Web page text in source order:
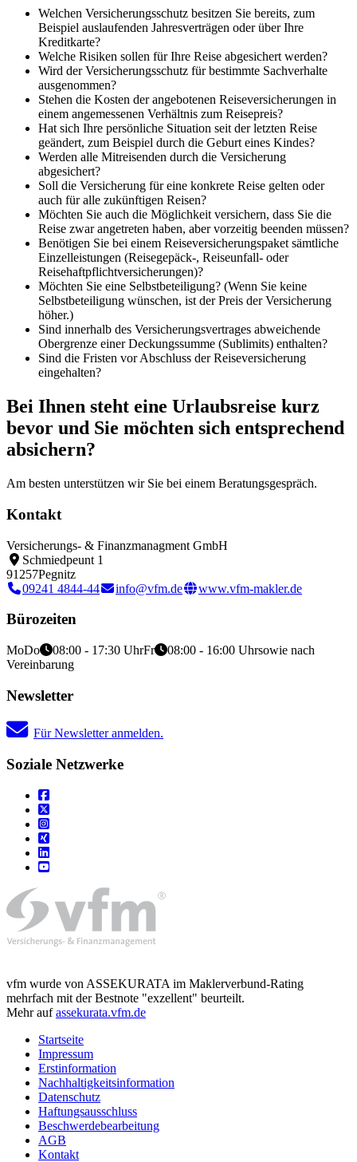
Welchen Versicherungsschutz besitzen Sie bereits, zum
Beispiel auslaufenden Jahresverträgen oder über Ihre
Kreditkarte?
Welche Risiken sollen für Ihre Reise abgesichert werden?
Wird der Versicherungsschutz für bestimmte Sachverhalte
ausgenommen?
Stehen die Kosten der angebotenen Reiseversicherungen in
einem angemessenen Verhältnis zum Reisepreis?
Hat sich Ihre persönliche Situation seit der letzten Reise
geändert, zum Beispiel durch die Geburt eines Kindes?
Werden alle Mitreisenden durch die Versicherung
abgesichert?
Soll die Versicherung für eine konkrete Reise gelten oder
auch für alle zukünftigen Reisen?
Möchten Sie auch die Möglichkeit versichern, dass Sie die
Reise zwar angetreten haben, aber vorzeitig beenden müssen?
Benötigen Sie bei einem Reiseversicherungspaket sämtliche
Einzelleistungen (Reisegepäck-, Reiseunfall- oder
Reisehaftpflichtversicherungen)?
Möchten Sie eine Selbstbeteiligung? (Wenn Sie keine
Selbstbeteiligung wünschen, ist der Preis der Versicherung
höher.)
Sind innerhalb des Versicherungsvertrages abweichende
Obergrenze einer Deckungssumme (Sublimits) enthalten?
Sind die Fristen vor Abschluss der Reiseversicherung
eingehalten?
Bei Ihnen steht eine Urlaubsreise kurz
bevor und Sie möchten sich entsprechend
absichern?
Am besten unterstützen wir Sie bei einem Beratungsgespräch.
Kontakt
Versicherungs- & Finanzmanagment GmbH
Schmiedpeunt 1
91257Pegnitz
09241 4844-44
info@vfm.de www.vfm-makler.de
Bürozeiten
MoDo 08:00 - 17:30 UhrFr 08:00 - 16:00 Uhrsowie nach
Vereinbarung
Newsletter
Für Newsletter anmelden.
Soziale Netzwerke
vfm wurde von ASSEKURATA im Maklerverbund-Rating
mehrfach mit der Bestnote "exzellent" beurteilt.
Mehr aufassekurata.vfm.de
Startseite
Impressum
Erstinformation
Nachhaltigkeitsinformation
Datenschutz
Haftungsausschluss
Beschwerdebearbeitung
AGB
Kontakt